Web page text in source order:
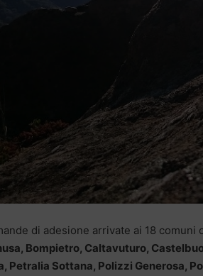
di adesione arrivate ai 18 comuni
Bompietro, Caltavuturo,
Petralia Sottana, Polizzi Generosa,